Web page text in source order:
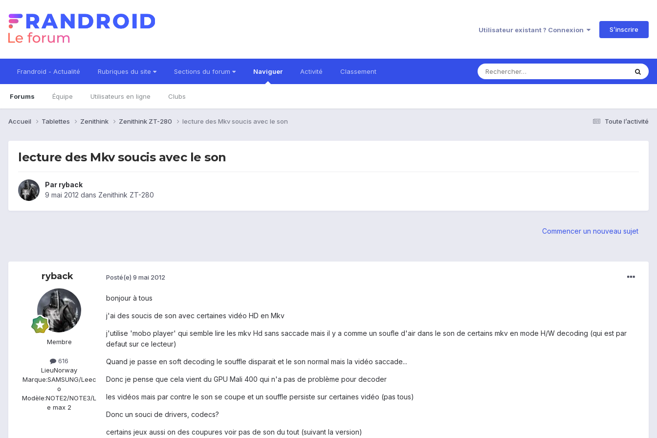
Utilisateur existant ? Connexion S’inscrire
Frandroid - Actualité Rubriques du site Sections du forum Naviguer
Forums Équipe Utilisateurs en ligne Clubs
Activité Classement
Toute l’activité
Accueil Tablettes Zenithink Zenithink ZT-280 lecture des Mkv soucis avec le son
lecture des Mkv soucis avec le son
Par ryback
9 mai 2012 dans Zenithink ZT-280
Commencer un nouveau sujet
ryback
Membre
616
LieuNorway
Marque:SAMSUNG/Leec
o
Modèle:NOTE2/NOTE3/L
e max 2
Posté(e) 9 mai 2012
bonjour à tous
j'ai des soucis de son avec certaines vidéo HD en Mkv
j'utilise 'mobo player' qui semble lire les mkv Hd sans saccade mais il y a comme un soufle d'air dans le son de certains mkv en mode H/W decoding (qui est par
defaut sur ce lecteur)
Quand je passe en soft decoding le souffle disparait et le son normal mais la vidéo saccade...
Donc je pense que cela vient du GPU Mali 400 qui n'a pas de problème pour decoder
les vidéos mais par contre le son se coupe et un souffle persiste sur certaines vidéo (pas tous)
Donc un souci de drivers, codecs?
certains jeux aussi on des coupures voir pas de son du tout (suivant la version)